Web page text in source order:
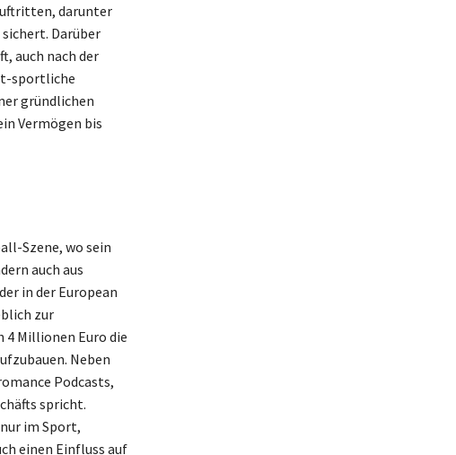
darunter
Darüber
auch nach der
sportliche
gründlichen
Vermögen bis
Szene, wo sein
auch aus
in der European
zur
4 Millionen Euro die
Neben
Podcasts,
spricht.
im Sport,
einen Einfluss auf